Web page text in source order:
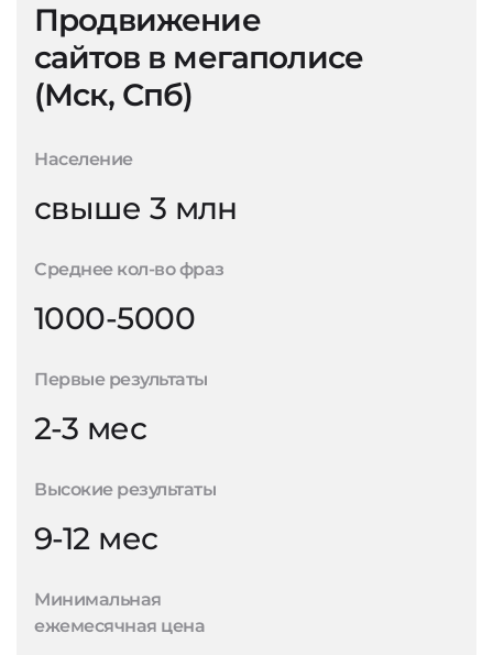
Продвижение
сайтов в мегаполисе
(Мск, Спб)
Население
свыше 3 млн
Среднее кол-во фраз
1000-5000
Первые результаты
2-3 мес
Высокие результаты
9-12 мес
Минимальная
ежемесячная цена